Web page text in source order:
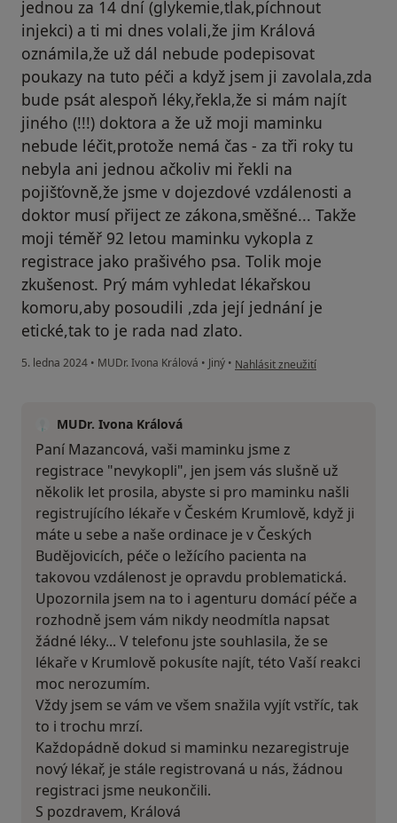
jednou za 14 dní (glykemie,tlak,píchnout
injekci) a ti mi dnes volali,že jim Králová
oznámila,že už dál nebude podepisovat
poukazy na tuto péči a když jsem ji zavolala,zda
bude psát alespoň léky,řekla,že si mám najít
jiného (!!!) doktora a že už moji maminku
nebude léčit,protože nemá čas - za tři roky tu
nebyla ani jednou ačkoliv mi řekli na
pojišťovně,že jsme v dojezdové vzdálenosti a
doktor musí přiject ze zákona,směšné... Takže
moji téměř 92 letou maminku vykopla z
registrace jako prašivého psa. Tolik moje
zkušenost. Prý mám vyhledat lékařskou
komoru,aby posoudili ,zda její jednání je
etické,tak to je rada nad zlato.
5. ledna 2024 • MUDr. Ivona Králová • Jiný • podle názoru uživatele
Nahlásit zneužití
MUDr. Ivona Králová
Paní Mazancová, vaši maminku jsme z
registrace "nevykopli", jen jsem vás slušně už
několik let prosila, abyste si pro maminku našli
registrujícího lékaře v Českém Krumlově, když ji
máte u sebe a naše ordinace je v Českých
Budějovicích, péče o ležícího pacienta na
takovou vzdálenost je opravdu problematická.
Upozornila jsem na to i agenturu domácí péče a
rozhodně jsem vám nikdy neodmítla napsat
žádné léky... V telefonu jste souhlasila, že se
lékaře v Krumlově pokusíte najít, této Vaší reakci
moc nerozumím.
Vždy jsem se vám ve všem snažila vyjít vstříc, tak
to i trochu mrzí.
Každopádně dokud si maminku nezaregistruje
nový lékař, je stále registrovaná u nás, žádnou
registraci jsme neukončili.
S pozdravem, Králová